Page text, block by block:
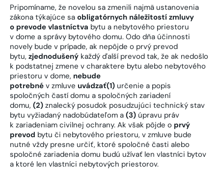
Pripomíname, že novelou sa zmenili najmä ustanovenia
zákona týkajúce sa obligatórnych náležitostí zmluvy
o prevode vlastníctva bytu a nebytového priestoru
v dome a správy bytového domu. Odo dňa účinnosti
novely bude v prípade, ak nepôjde o prvý prevod
bytu, zjednodušený každý ďalší prevod tak, že ak nedošlo
k podstatnej zmene v charaktere bytu alebo nebytového
priestoru v dome, nebude
potrebné v zmluve uvádzať(1) určenie a popis
spoločných častí domu a spoločných zariadení
domu, (2) znalecký posudok posudzujúci technický stav
bytu vyžiadaný nadobúdateľom a (3) úpravu práv
k zariadeniam civilnej ochrany. Ak však pôjde o prvý
prevod bytu či nebytového priestoru, v zmluve bude
nutné vždy presne určiť, ktoré spoločné časti alebo
spoločné zariadenia domu budú užívať len vlastníci bytov
a ktoré len vlastníci nebytových priestorov.